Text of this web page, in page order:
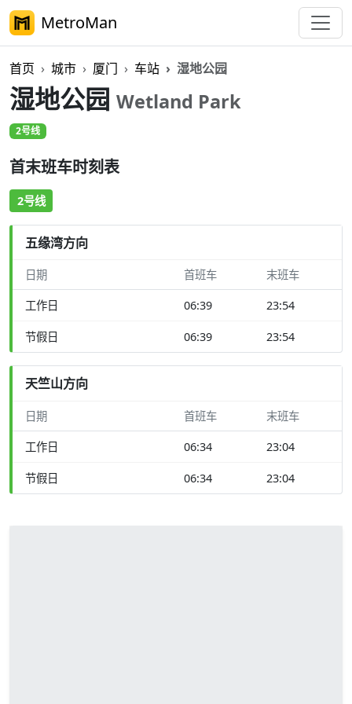
MetroMan
首页 城市 厦门 车站 湿地公园
湿地公园 Wetland Park
2号线
首末班车时刻表
2号线
五缘湾方向
日期 首班车 末班车
工作日 06:39 23:54
节假日 06:39 23:54
天竺山方向
日期 首班车 末班车
工作日 06:34 23:04
节假日 06:34 23:04